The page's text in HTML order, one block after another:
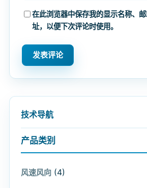
在此浏览器中保存我的显示名称、
址，以便下次评论时使用。
技术导航
产品类别
风速风向 (4)